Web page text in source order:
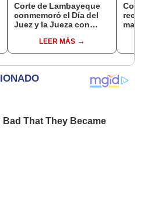
Corte de Lambayeque
conmemoró el Día del
Juez y la Jueza con
LEER MÁS